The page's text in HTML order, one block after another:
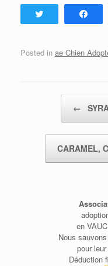
Tweetez
Posted in ae Chien
←
CARAMEL,
en
Nous
pour
Déduction